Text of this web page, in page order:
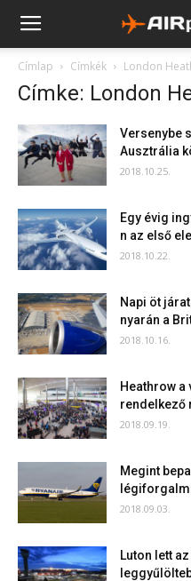
Címlap Címkék London
Címke: London
Versenybe
Ausztrália
2018.10.25.
Egy évig
n az első
2018.10.22.
Napi öt
nyarán a
2018.10.16.
Heathrow a
rendelkező
2018.09.19.
Megint
2018.09.03.
Luton lett